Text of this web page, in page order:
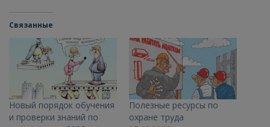
Связанные
Новый порядок обучения
и проверки знаний по
Полезные ресурсы по
охране труда